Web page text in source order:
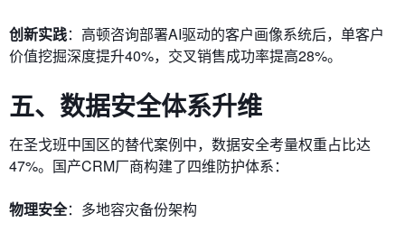
创新实践：高顿咨询部署AI驱动的客户画像系统后，单客户
价值挖掘深度提升40%，交叉销售成功率提高28%。
五、数据安全体系升维
在圣戈班中国区的替代案例中，数据安全考量权重占比达
47%。国产CRM厂商构建了四维防护体系：
物理安全：多地容灾备份架构